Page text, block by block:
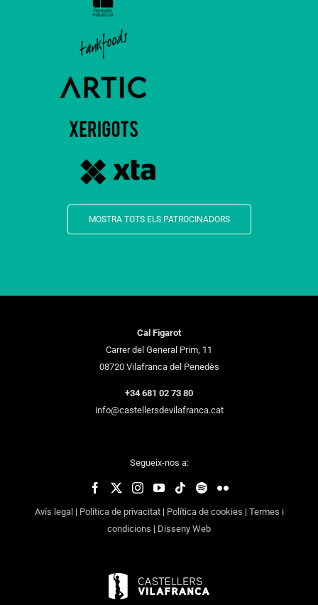
MOSTRA TOTS ELS PATROCINADORS
Cal Figarot
Carrer del General Prim, 11
08720 Vilafranca del Penedès
+34 681 02 73 80
info@castellersdevilafranca.cat
Segueix-nos a:
Avís legal | Política de privacitat| Política de cookies | Termes i
condicions | Disseny Web